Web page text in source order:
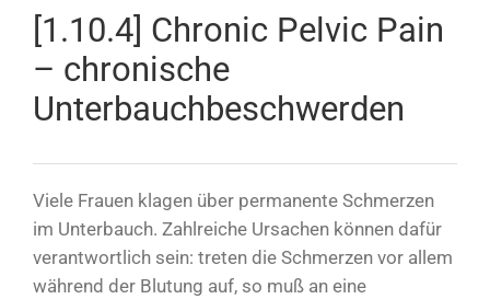
[1.10.4] Chronic Pelvic Pain
– chronische
Unterbauchbeschwerden
Viele Frauen klagen über permanente Schmerzen
im Unterbauch. Zahlreiche Ursachen können dafür
verantwortlich sein: treten die Schmerzen vor allem
während der Blutung auf, so muß an eine